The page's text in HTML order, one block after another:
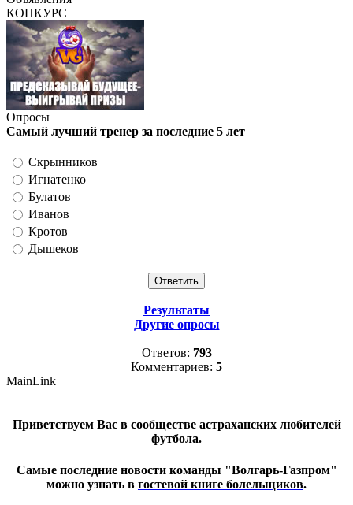
КОНКУРС
Опросы
Самый лучший тренер за последние 5 лет
Скрынников
Игнатенко
Булатов
Иванов
Кротов
Дышеков
Результаты
Другие опросы
Ответов: 793
Комментариев: 5
MainLink
Приветствуем Вас в сообществе астраханских любителей
футбола.
Самые последние новости команды "Волгарь-Газпром"
можно узнать в гостевой книге болельщиков.